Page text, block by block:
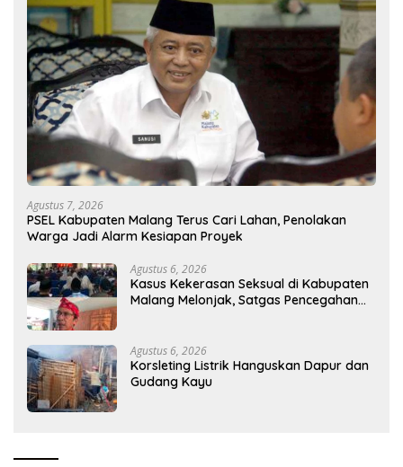
Agustus 7, 2026
PSEL Kabupaten Malang Terus Cari Lahan, Penolakan
Warga Jadi Alarm Kesiapan Proyek
Agustus 6, 2026
Kasus Kekerasan Seksual di Kabupaten
Malang Melonjak, Satgas Pencegahan
Agustus 6, 2026
Korsleting Listrik Hanguskan Dapur dan
Gudang Kayu